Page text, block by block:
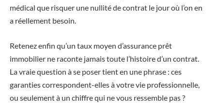
médical que risquer une nullité de contrat le jour où l’on en
a réellement besoin.
Retenez enfin qu’un taux moyen d’assurance prêt
immobilier ne raconte jamais toute l’histoire d’un contrat.
La vraie question à se poser tient en une phrase : ces
garanties correspondent-elles à votre vie professionnelle,
ou seulement à un chiffre qui ne vous ressemble pas ?